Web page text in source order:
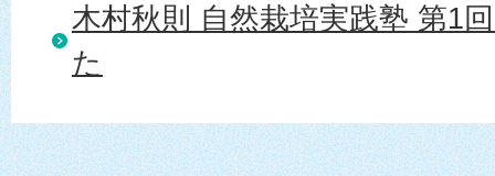
木村秋則 自然栽培実践塾 第1
た